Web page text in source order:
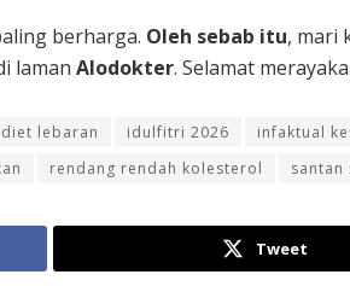
berharga. Oleh sebab itu, mari
laman Alodokter. Selamat
diet lebaran idulfitri 2026 infaktual
rendang rendah kolesterol santan
Tweet